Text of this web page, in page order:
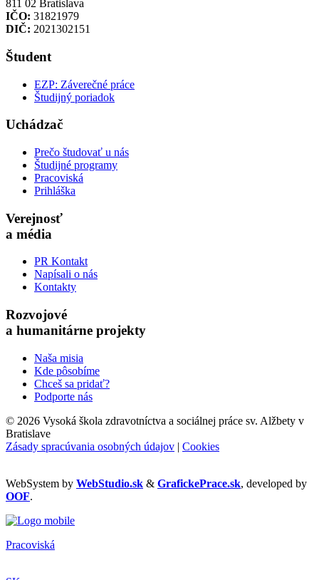
811 02 Bratislava
IČO: 31821979
DIČ: 2021302151
Študent
EZP: Záverečné práce
Študijný poriadok
Uchádzač
Prečo študovať u nás
Študijné programy
Pracoviská
Prihláška
Verejnosť
a média
PR Kontakt
Napísali o nás
Kontakty
Rozvojové
a humanitárne projekty
Naša misia
Kde pôsobíme
Chceš sa pridať?
Podporte nás
© 2026 Vysoká škola zdravotníctva a sociálnej práce sv. Alžbety v
Bratislave
Zásady spracúvania osobných údajov | Cookies
WebSystem by WebStudio.sk & GrafickePrace.sk, developed by
OOF.
Pracoviská